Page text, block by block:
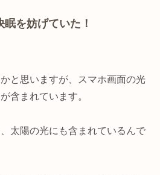
を妨げていた！
と思いますが、スマホ画面の光
含まれています。
太陽の光にも含まれているんで